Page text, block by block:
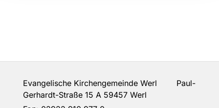
Evangelische Kirchengemeinde Werl Paul-
Gerhardt-Straße 15 A 59457 Werl